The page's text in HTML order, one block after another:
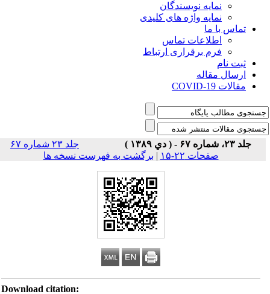
نمایه نویسندگان
نمایه واژه های کلیدی
تماس با ما
اطلاعات تماس
فرم برقراری ارتباط
ثبت نام
ارسال مقاله
مقالات COVID-19
جلد ۲۳، شماره ۶۷ - ( دي ۱۳۸۹ )
جلد ۲۳ شماره ۶۷
صفحات ۲۲-۱۵
| برگشت به فهرست نسخه ها
Download citation: